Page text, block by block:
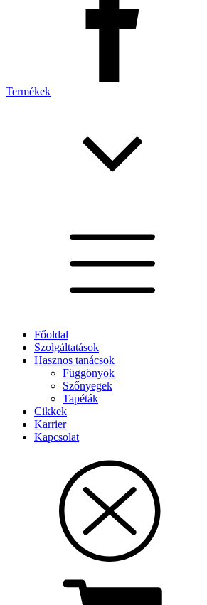
Termékek
Főoldal
Szolgáltatások
Hasznos tanácsok
Függönyök
Szőnyegek
Tapéták
Cikkek
Karrier
Kapcsolat